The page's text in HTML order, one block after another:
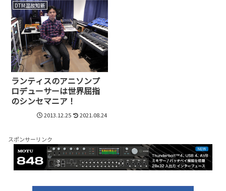
DTM温故知新
ランティスのアニソンプ
ロデューサーは世界屈指
のシンセマニア！
2013.12.25 2021.08.24
スポンサーリンク